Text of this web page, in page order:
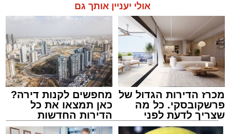
אולי יעניין אותך גם
מכרז הדירות הגדול של
פרשקובסקי. כל מה
שצריך לדעת לפני
שמגישים הצעה לדירה
מחפשים לקנות דירה?
כאן תמצאו את כל
הדירות החדשות
למכירה באשדוד >>>